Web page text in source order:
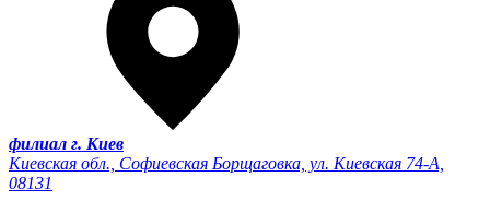
филиал г. Киев
Киевская обл., Софиевская Борщаговка, ул. Киевская 74-А,
08131